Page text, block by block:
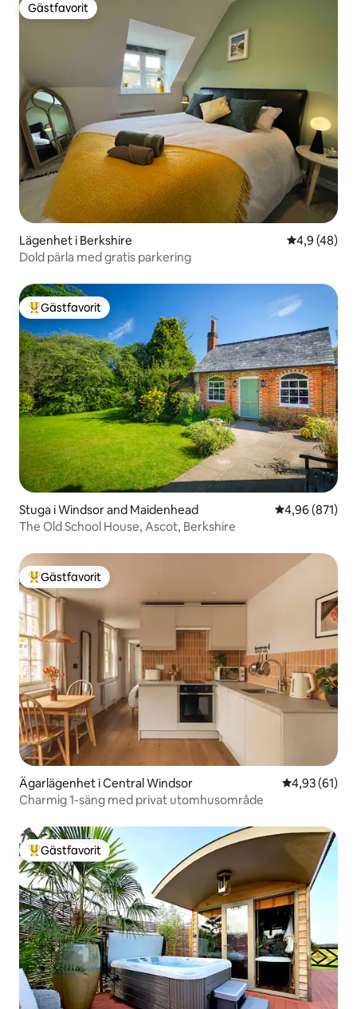
Gästfavorit
Gästfavorit
Lägenhet i Berkshire 4,9 av 5 i
4,9 (48)
Dold pärla med gratis parkering
Populär gästfavorit
Gästfavorit
Stuga i Windsor and Maidenhead 4,96 av 5 i
4,96 (871)
The Old School House, Ascot, Berkshire
Populär gästfavorit
Gästfavorit
Ägarlägenhet i Central Windsor 4,93 av 5 i
4,93 (61)
Charmig 1-säng med privat utomhusområde
Populär gästfavorit
Gästfavorit